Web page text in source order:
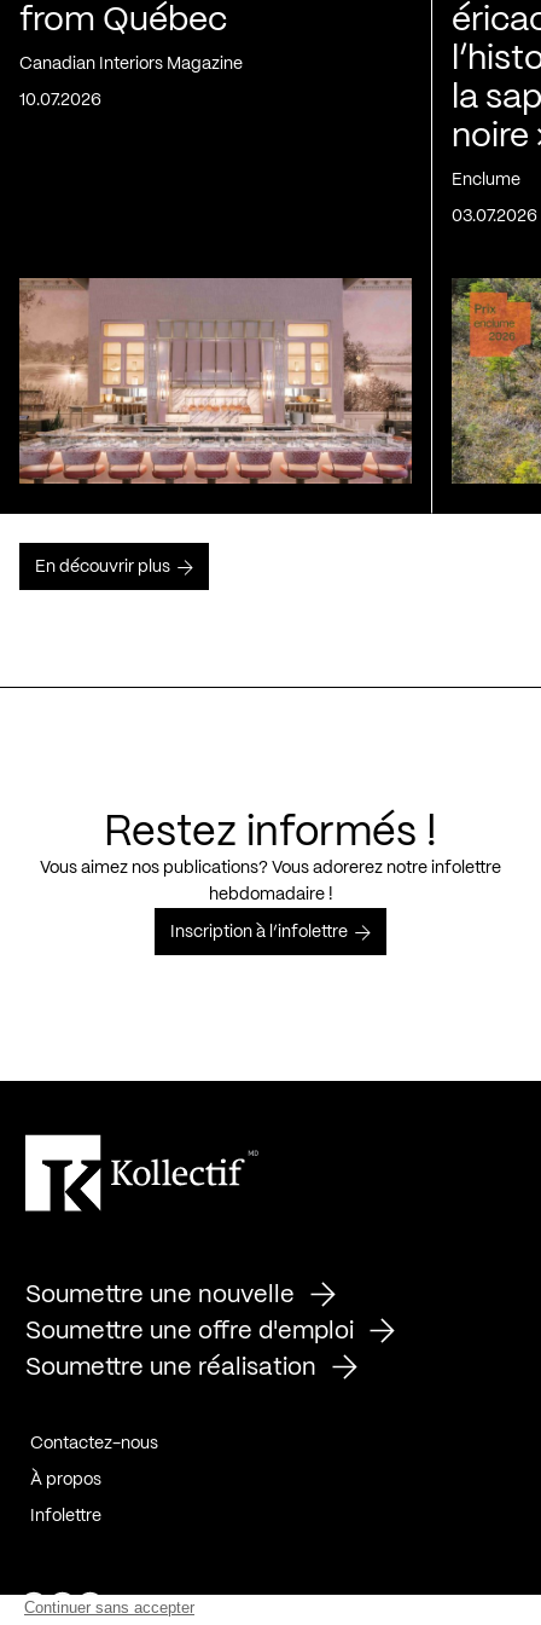
from Québec
Canadian Interiors Magazine
10.07.2026
la
noire
Enclume
03.07.2026
En découvrir plus
Restez informés !
Vous aimez nos publications? Vous adorerez notre infolettre
hebdomadaire !
Inscription à l’infolettre
Soumettre une nouvelle
Soumettre une offre d'emploi
Soumettre une réalisation
Contactez-nous
À propos
Infolettre
Page Facebook de Kollectif
Page Instagram de Kollectif
Page Linkedin de Kollectif